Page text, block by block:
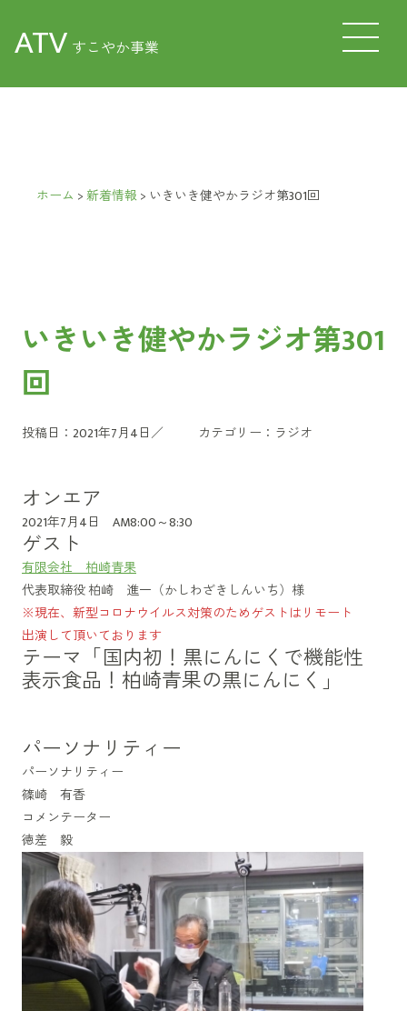
ATV すこやか事業
ホーム >新着情報> いきいき健やかラジオ第301回
いきいき健やかラジオ第301
回
投稿日：2021年7月4日／ カテゴリー： ラジオ
オンエア
2021年7月4日 AM8:00～8:30
ゲスト
有限会社 柏崎青果
代表取締役 柏崎 進一（かしわざきしんいち）様
※現在、新型コロナウイルス対策のためゲストはリモート
出演して頂いております
テーマ「国内初！黒にんにくで機能性
表示食品！柏崎青果の黒にんにく」
パーソナリティー
パーソナリティー
篠崎 有香
コメンテーター
徳差 毅